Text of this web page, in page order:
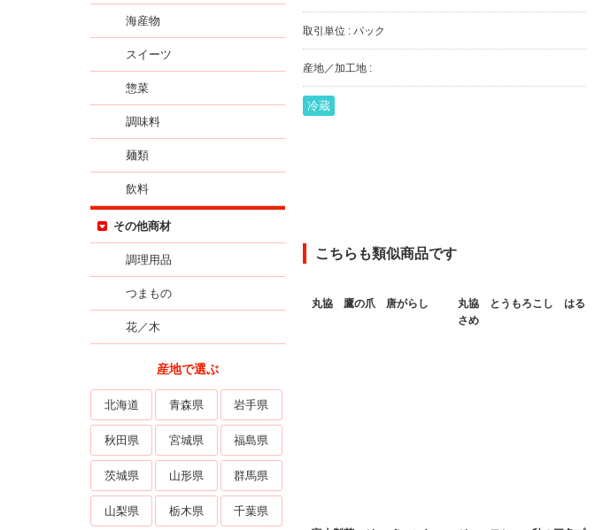
取引単位 : パック
産地／加工地 :
冷蔵
こちらも類似商品です
丸協 鷹の爪 唐がらし
丸協 とうもろこし はる
さめ
海産物
スイーツ
惣菜
調味料
麺類
飲料
その他商材
調理用品
つまもの
花／木
産地で選ぶ
北海道 青森県 岩手県
秋田県 宮城県 福島県
茨城県 山形県 群馬県
山梨県 栃木県 千葉県